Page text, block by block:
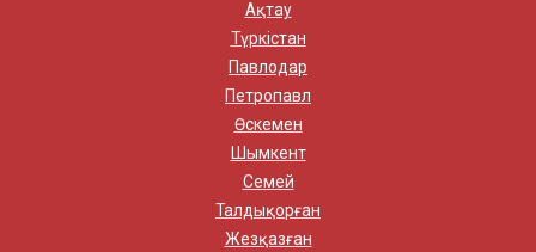
Ақтау
Түркістан
Павлодар
Петропавл
Өскемен
Шымкент
Семей
Талдықорған
Жезқазған